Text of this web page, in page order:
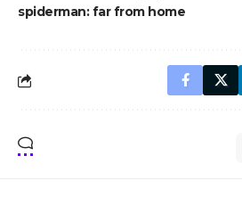
spiderman: far from home